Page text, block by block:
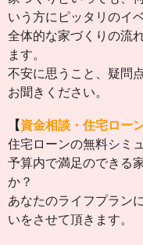
いう方にピッタリのイ
全体的な家づくりの流
ます。
不安に思うこと、疑問
お聞きください。
【資金相談・住宅ロー
住宅ローンの無料シミ
予算内で満足のできる
か？
あなたのライフプラン
いをさせて頂きます。